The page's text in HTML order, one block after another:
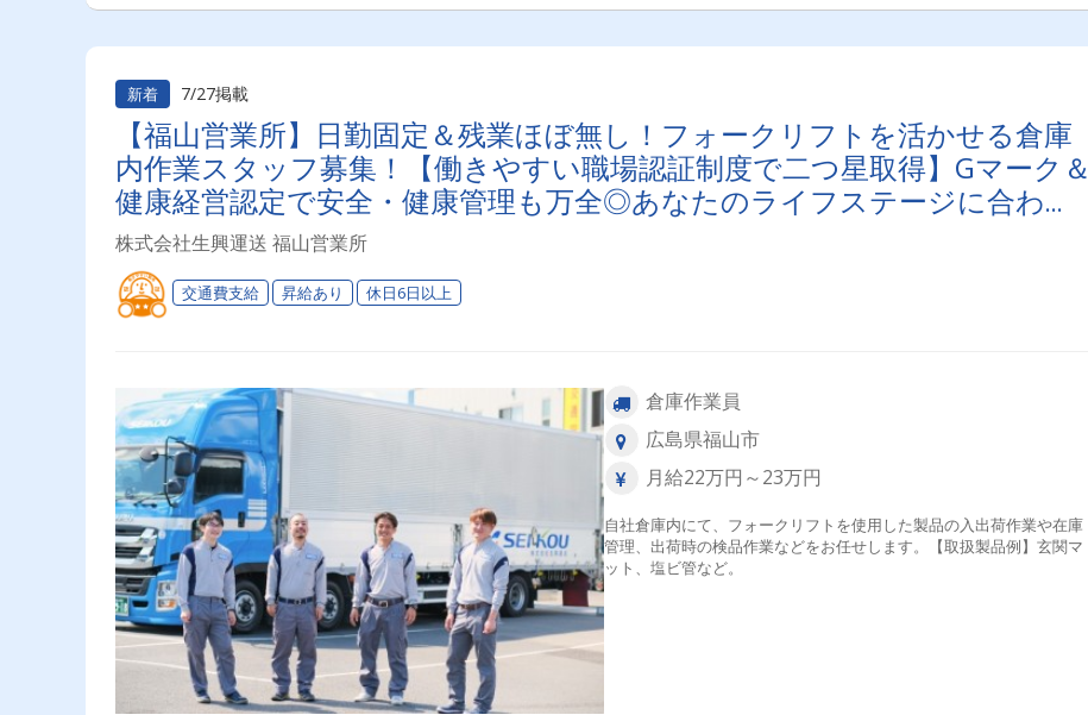
新着 7/27掲載
【福山営業所】日勤固定＆残業ほぼ無し！フォークリフトを活かせる倉庫
内作業スタッフ募集！【働きやすい職場認証制度で二つ星取得】Gマーク＆
健康経営認定で安全・健康管理も万全◎あなたのライフステージに合わせ
て「選べる働き方」が魅力の安定企業！
株式会社生興運送 福山営業所
交通費支給 昇給あり 休日6日以上
倉庫作業員
広島県福山市
月給22万円～23万円
自社倉庫内にて、フォークリフトを使用した製品の入出荷作業や在庫
管理、出荷時の検品作業などをお任せします。【取扱製品例】玄関マ
ット、塩ビ管など。